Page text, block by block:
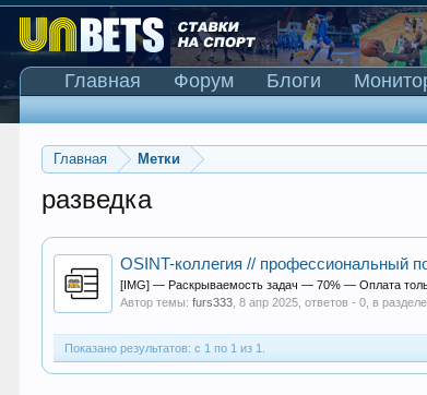
Главная Метки
разведка
OSINT-коллегия // профессиональный
[IMG] — Раскрываемость задач — 70% — Оплата
Автор темы:furs333 ,8 апр 2025 , ответов - 0, в
Показано результатов: с 1 по 1 из 1.
Главная Форум Блоги